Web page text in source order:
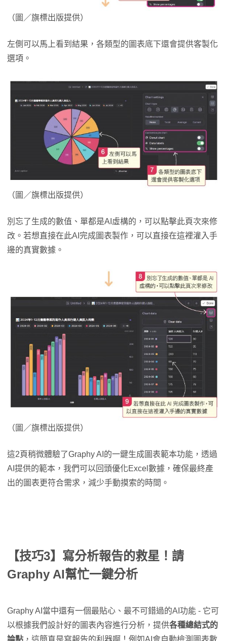
（圖／旗標出版提供）
左側可以馬上看到結果，各類型的圖表底下還會提供客製化
選項。
（圖／旗標出版提供）
別忘了生成的數值、單都是AI虛構的，可以點擊此頁次來修
改。若想直接在此AI完成圖表製作，可以直接在這裡灌入手
邊的真實數據。
（圖／旗標出版提供）
這2頁稍微體驗了Graphy AI的一鍵生成圖表範本功能，透過
AI提供的範本，我們可以回頭優化Excel數據，確保最終產
出的圖表更符合需求，減少手動摸索的時間。
【技巧3】寫分析報告的救星！請
Graphy AI幫忙一鍵分析
Graphy AI當中還有一個最貼心、最不可錯過的AI功能 - 它可
以根據我們設計好的圖表內容進行分析，提供各種總結式的
論點 ，這簡直是寫報告的利器啊！例如AI會自動檢測圖表數